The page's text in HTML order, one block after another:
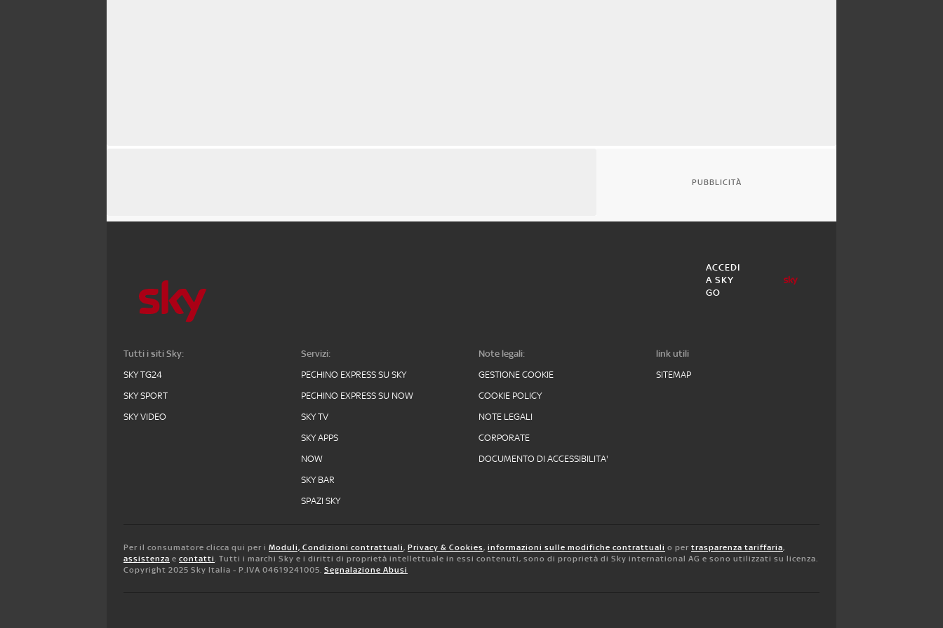
PUBBLICITÀ
ACCEDI
A SKY
GO
Tutti i siti Sky:
SKY TG24
SKY SPORT
SKY VIDEO
Servizi:
PECHINO EXPRESS SU SKY
PECHINO EXPRESS SU NOW
SKY TV
SKY APPS
NOW
SKY BAR
SPAZI SKY
Note legali:
GESTIONE COOKIE
COOKIE POLICY
NOTE LEGALI
CORPORATE
DOCUMENTO DI ACCESSIBILITA'
link utili
SITEMAP
Per il consumatore clicca qui per i Moduli, Condizioni contrattuali, Privacy & Cookies, informazioni sulle modifiche contrattuali o per trasparenza tariffaria,
assistenza e contatti. Tutti i marchi Sky e i diritti di proprietà intellettuale in essi contenuti, sono di proprietà di Sky international AG e sono utilizzati su licenza.
Copyright 2025 Sky Italia - P.IVA 04619241005. Segnalazione Abusi